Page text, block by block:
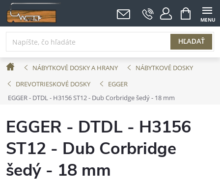
Prejsť
na
obsah
HĽADAŤ
NÁKUPNÝ
KOŠÍK
DomovNÁBYTKOVÉ DOSKY A HRANY
NÁBYTKOVÉ DOSKY
DREVOTRIESKOVÉ DOSKY
EGGER
EGGER - DTDL - H3156 ST12 - Dub Corbridge šedý - 18 mm
EGGER - DTDL - H3156
ST12 - Dub Corbridge
šedý - 18 mm